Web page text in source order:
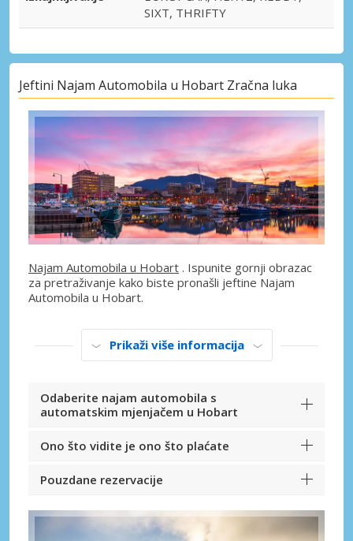
SIXT, THRIFTY
Jeftini Najam Automobila u Hobart Zračna luka
Najam Automobila u Hobart . Ispunite gornji obrazac
za pretraživanje kako biste pronašli jeftine Najam
Automobila u Hobart.
Prikaži više informacija
Odaberite najam automobila s
automatskim mjenjačem u Hobart
Ono što vidite je ono što plaćate
Pouzdane rezervacije